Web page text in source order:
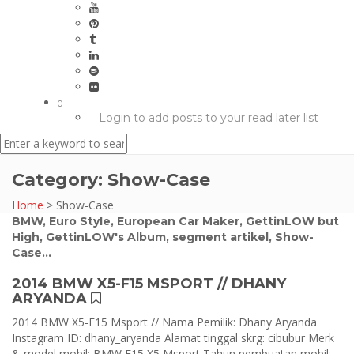
0
Login to add posts to your read later list
Category: Show-Case
Home > Show-Case
BMW, Euro Style, European Car Maker, GettinLOW but
High, GettinLOW's Album, segment artikel, Show-
Case...
2014 BMW X5-F15 MSPORT // DHANY
ARYANDA
2014 BMW X5-F15 Msport // Nama Pemilik: Dhany Aryanda
Instagram ID: dhany_aryanda Alamat tinggal skrg: cibubur Merk